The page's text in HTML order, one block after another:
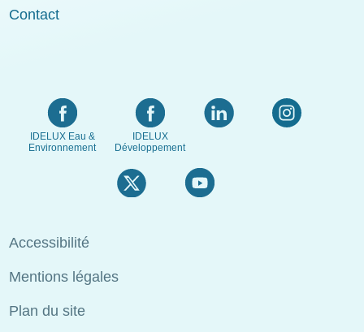
Contact
IDELUX Eau &
Environnement
IDELUX
Développement
Menu
Pied
de
page
Accessibilité
Mentions légales
Plan du site